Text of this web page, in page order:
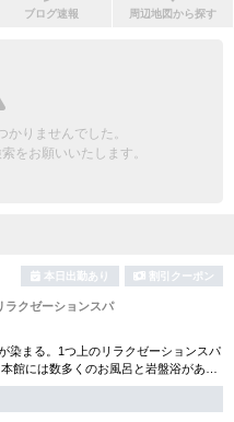
岩盤浴あり
ブログ速報 周辺地図から探す
かりませんでした。
をお願いいたします。
本日出勤あり 割引クーポン
ラクゼーションスパ
染まる。1つ上のリラクゼーションスパ
館には数多くのお風呂と岩盤浴があ
を楽しんで頂けます。別館は美のフロ